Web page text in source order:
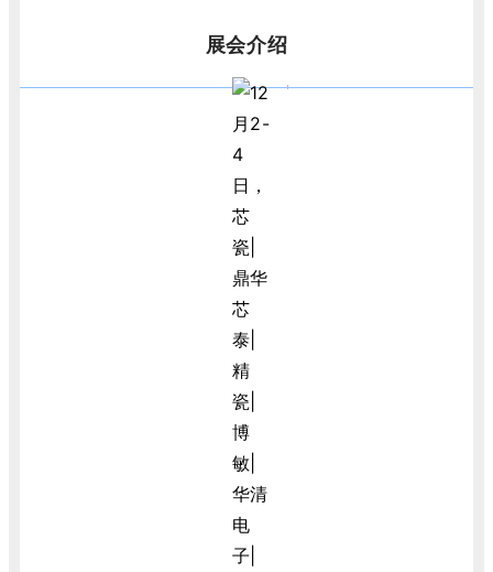
展会介绍